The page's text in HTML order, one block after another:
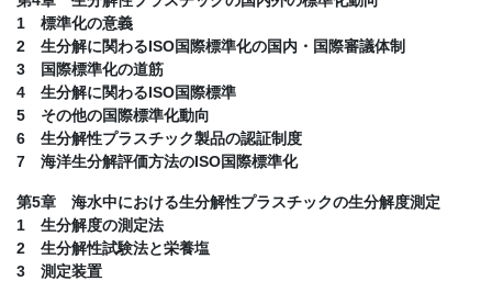
1 標準化の意義
2 生分解に関わるISO国際標準化の国内・国際審議体制
3 国際標準化の道筋
4 生分解に関わるISO国際標準
5 その他の国際標準化動向
6 生分解性プラスチック製品の認証制度
7 海洋生分解評価方法のISO国際標準化
第5章 海水中における生分解性プラスチックの生分解度測定
1 生分解度の測定法
2 生分解性試験法と栄養塩
3 測定装置